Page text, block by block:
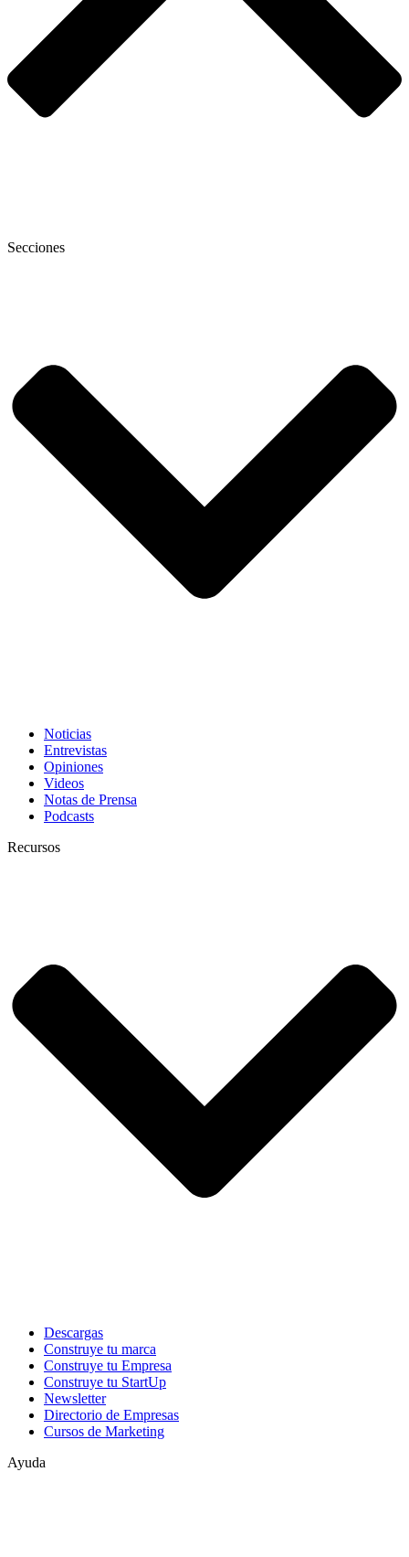
Secciones
Noticias
Entrevistas
Opiniones
Videos
Notas de Prensa
Podcasts
Recursos
Descargas
Construye tu marca
Construye tu Empresa
Construye tu StartUp
Newsletter
Directorio de Empresas
Cursos de Marketing
Ayuda